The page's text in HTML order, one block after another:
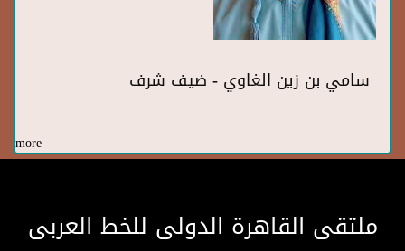
سامي بن زين الغاوي - ضيف شرف
more
ملتقى القاهرة الدولى للخط العربى